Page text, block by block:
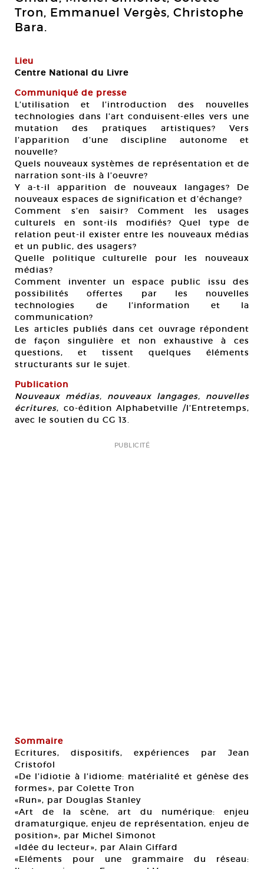
Tron, Emmanuel Vergès, Christophe
Bara.
Lieu
Centre National du Livre
Communiqué de presse
L’utilisation et l’introduction des nouvelles
technologies dans l’art conduisent-elles vers une
mutation des pratiques artistiques? Vers
l’apparition d’une discipline autonome et
nouvelle?
Quels nouveaux systèmes de représentation et de
narration sont-ils à l’oeuvre?
Y a-t-il apparition de nouveaux langages? De
nouveaux espaces de signification et d’échange?
Comment s’en saisir? Comment les usages
culturels en sont-ils modifiés? Quel type de
relation peut-il exister entre les nouveaux médias
et un public, des usagers?
Quelle politique culturelle pour les nouveaux
médias?
Comment inventer un espace public issu des
possibilités offertes par les nouvelles
technologies de l’information et la
communication?
Les articles publiés dans cet ouvrage répondent
de façon singulière et non exhaustive à ces
questions, et tissent quelques éléments
structurants sur le sujet.
Publication
Nouveaux médias, nouveaux langages, nouvelles
écritures, co-édition Alphabetville /l’Entretemps,
avec le soutien du CG 13.
PUBLICITÉ
Sommaire
Ecritures, dispositifs, expériences par Jean
Cristofol
«De l’idiotie à l’idiome: matérialité et génèse des
formes», par Colette Tron
«Run», par Douglas Stanley
«Art de la scène, art du numérique: enjeu
dramaturgique, enjeu de représentation, enjeu de
position», par Michel Simonot
«Idée du lecteur», par Alain Giffard
«Eléments pour une grammaire du réseau: